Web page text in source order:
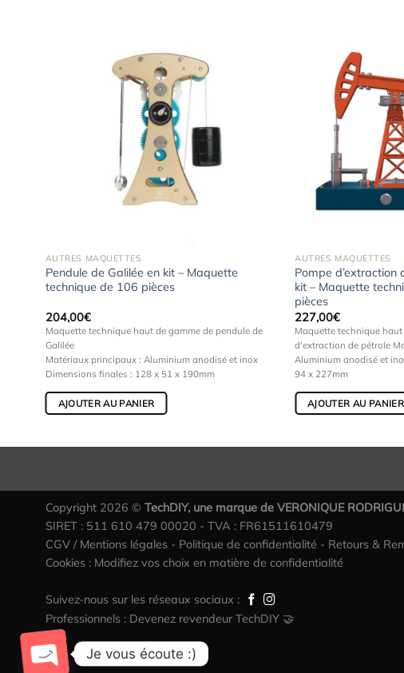
AUTRES MAQUETTES
Pendule de Galilée en kit – Maquette
technique de 106 pièces
204,00€
Maquette technique haut de gamme de pendule de
Galilée
Matériaux principaux : Aluminium anodisé et inox
Dimensions finales : 128 x 51 x 190mm
AJOUTER AU PANIER
AUTRES MAQUETTES
Pompe d’extraction
kit – Maquette
pièces
227,00€
Maquette technique
d'extraction de pétrole
Aluminium anodisé et
94 x 227mm
AJOUTER AU PANIER
Copyright 2026 © TechDIY, une marque de VERONIQUE
SIRET : 511 610 479 00020 - TVA : FR61511610479
CGV / Mentions légales - Politique de confidentialité - Retours &
Cookies : Modifiez vos choix en matière de confidentialité
Suivez-nous sur les réseaux sociaux :
Professionnels : Devenez revendeur TechDIY 🤝
Je vous écoute :)